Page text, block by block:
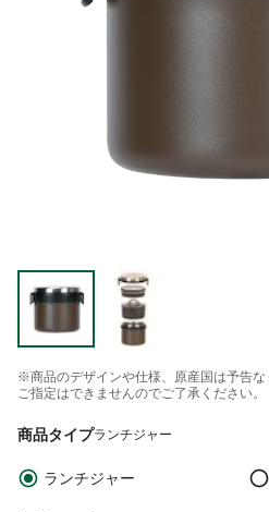
※商品のデザインや仕様、原産国は予告な
ご指定はできませんのでご了承ください。
商品タイプランチジャー
ランチジャー